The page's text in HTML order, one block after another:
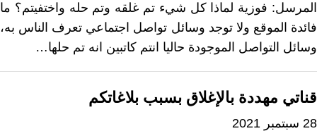
المرسل: فوزية لماذا كل شيء تم غلقه وتم حله واختفيتم؟ ما
فائدة الموقع ولا توجد وسائل تواصل اجتماعي تعرف الناس به،
وسائل التواصل الموجودة حاليا انتم كاتبين انه تم حلها…
قناتي مهددة بالإغلاق بسبب بلاغاتكم
28 سبتمبر 2021